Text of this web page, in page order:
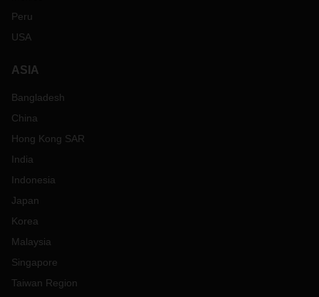
Peru
USA
ASIA
Bangladesh
China
Hong Kong SAR
India
Indonesia
Japan
Korea
Malaysia
Singapore
Taiwan Region